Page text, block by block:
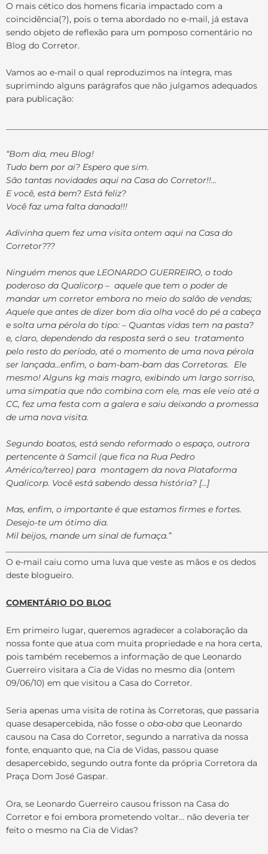
O mais cético dos homens ficaria impactado com a
coincidência(?), pois o tema abordado no e-mail, já estava
sendo objeto de reflexão para um pomposo comentário no
Blog do Corretor.
Vamos ao e-mail o qual reproduzimos na íntegra, mas
suprimindo alguns parágrafos que não julgamos adequados
para publicação:
“Bom dia, meu Blog!
Tudo bem por ai? Espero que sim.
São tantas novidades aqui na Casa do Corretor!!…
E você, está bem? Está feliz?
Você faz uma falta danada!!!
Adivinha quem fez uma visita ontem aqui na Casa do
Corretor???
Ninguém menos que LEONARDO GUERREIRO, o todo
poderoso da Qualicorp – aquele que tem o poder de
mandar um corretor embora no meio do salão de vendas;
Aquele que antes de dizer bom dia olha você do pé a cabeça
e solta uma pérola do tipo: – Quantas vidas tem na pasta?
e, claro, dependendo da resposta será o seu tratamento
pelo resto do período, até o momento de uma nova pérola
ser lançada…enfim, o bam-bam-bam das Corretoras. Ele
mesmo! Alguns kg mais magro, exibindo um largo sorriso,
uma simpatia que não combina com ele, mas ele veio até a
CC, fez uma festa com a galera e saiu deixando a promessa
de uma nova visita.
Segundo boatos, está sendo reformado o espaço, outrora
pertencente à Samcil (que fica na Rua Pedro
Américo/terreo) para montagem da nova Plataforma
Qualicorp. Você está sabendo dessa história? […]
Mas, enfim, o importante é que estamos firmes e fortes.
Desejo-te um ótimo dia.
Mil beijos, mande um sinal de fumaça.”
O e-mail caiu como uma luva que veste as mãos e os dedos
deste blogueiro.
COMENTÁRIO DO BLOG
Em primeiro lugar, queremos agradecer a colaboração da
nossa fonte que atua com muita propriedade e na hora certa,
pois também recebemos a informação de que Leonardo
Guerreiro visitara a Cia de Vidas no mesmo dia (ontem
09/06/10) em que visitou a Casa do Corretor.
Seria apenas uma visita de rotina às Corretoras, que passaria
quase desapercebida, não fosse o oba-oba que Leonardo
causou na Casa do Corretor, segundo a narrativa da nossa
fonte, enquanto que, na Cia de Vidas, passou quase
desapercebido, segundo outra fonte da própria Corretora da
Praça Dom José Gaspar.
Ora, se Leonardo Guerreiro causou frisson na Casa do
Corretor e foi embora prometendo voltar… não deveria ter
feito o mesmo na Cia de Vidas?